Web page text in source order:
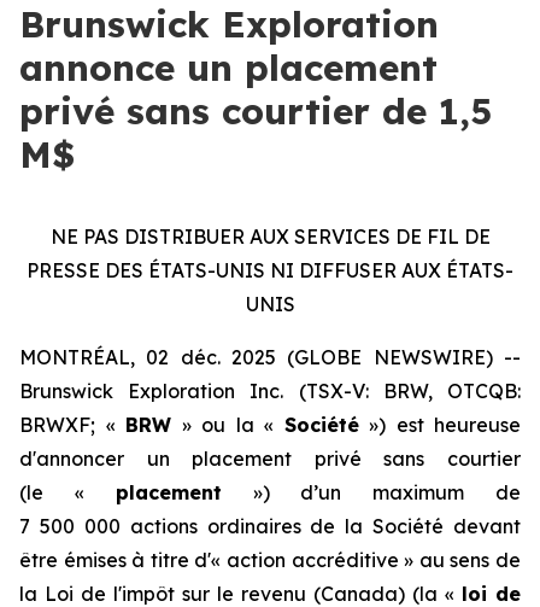
Brunswick Exploration
annonce un placement
privé sans courtier de 1,5
M$
NE PAS DISTRIBUER AUX SERVICES DE FIL DE
PRESSE DES ÉTATS-UNIS NI DIFFUSER AUX ÉTATS-
UNIS
MONTRÉAL, 02 déc. 2025 (GLOBE NEWSWIRE) --
Brunswick Exploration Inc. (TSX-V: BRW, OTCQB:
BRWXF; « BRW » ou la « Société») est heureuse
d'annoncer un placement privé sans courtier
(le « placement ») d’un maximum de
7 500 000 actions ordinaires de la Société devant
être émises à titre d'« action accréditive » au sens de
la Loi de l'impôt sur le revenu (Canada) (la « loi de